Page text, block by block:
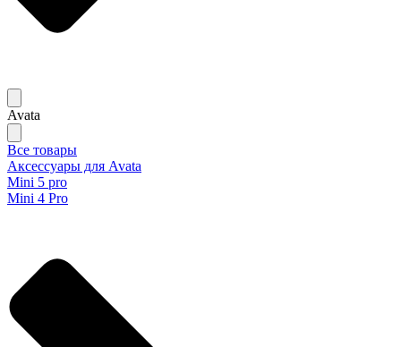
Avata
Все товары
Аксессуары для Avata
Mini 5 pro
Mini 4 Pro